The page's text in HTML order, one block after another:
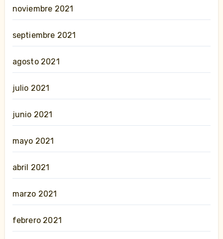
noviembre 2021
septiembre 2021
agosto 2021
julio 2021
junio 2021
mayo 2021
abril 2021
marzo 2021
febrero 2021